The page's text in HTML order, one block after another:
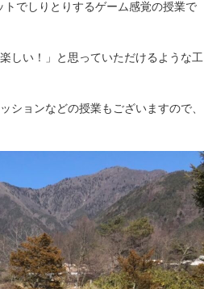
でしりとりするゲーム感覚の授業で
しい！」と思っていただけるような工
ションなどの授業もございますので、